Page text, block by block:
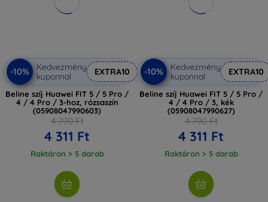
-10%
Kedvezmény
kuponnal
EXTRA10
Beline szíj Huawei FIT 5 / 5 Pro /
4 / 4 Pro / 3-hoz, rózsaszín
(05908047990603)
4 790 Ft
4 311 Ft
Raktáron > 5 darab
-10%
Kedvezmény
kuponnal
EXTRA10
Beline szíj Huawei FIT 5 / 5 Pro /
4 / 4 Pro / 3, kék
(05908047990627)
4 790 Ft
4 311 Ft
Raktáron > 5 darab